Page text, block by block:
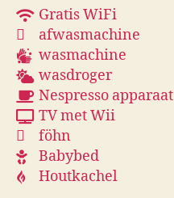
Gratis WiFi
afwasmachine
wasmachine
wasdroger
Nespresso apparaat
TV met Wii
föhn
Babybed
Houtkachel